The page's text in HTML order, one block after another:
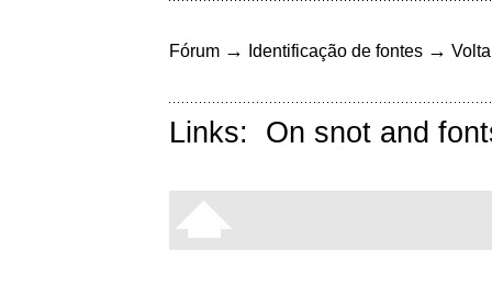
Fórum → Identificação de fontes →
Links: On snot and